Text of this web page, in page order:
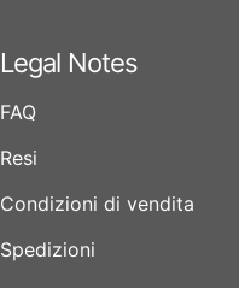
Legal Notes
FAQ
Resi
Condizioni di vendita
Spedizioni